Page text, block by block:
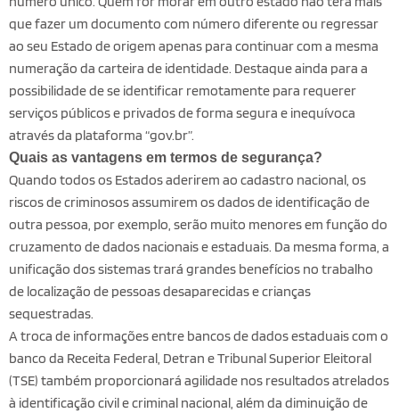
que fazer um documento com número diferente ou regressar
ao seu Estado de origem apenas para continuar com a mesma
numeração da carteira de identidade. Destaque ainda para a
possibilidade de se identificar remotamente para requerer
serviços públicos e privados de forma segura e inequívoca
através da plataforma “gov.br”.
Quais as vantagens em termos de segurança?
Quando todos os Estados aderirem ao cadastro nacional, os
riscos de criminosos assumirem os dados de identificação de
outra pessoa, por exemplo, serão muito menores em função do
cruzamento de dados nacionais e estaduais. Da mesma forma, a
unificação dos sistemas trará grandes benefícios no trabalho
de localização de pessoas desaparecidas e crianças
sequestradas.
A troca de informações entre bancos de dados estaduais com o
banco da Receita Federal, Detran e Tribunal Superior Eleitoral
(TSE) também proporcionará agilidade nos resultados atrelados
à identificação civil e criminal nacional, além da diminuição de